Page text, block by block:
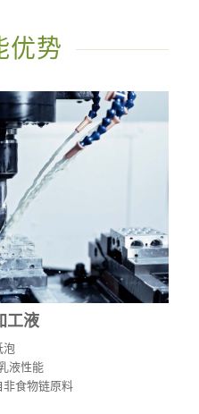
优势
工液
泡
液性能
食物链原料